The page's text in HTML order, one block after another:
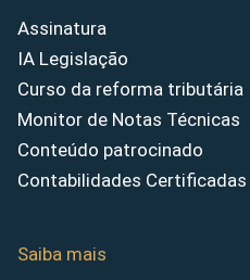
Assinatura
IA Legislação
Curso da reforma tributária
Monitor de Notas Técnicas
Conteúdo patrocinado
Contabilidades Certificadas
Saiba mais